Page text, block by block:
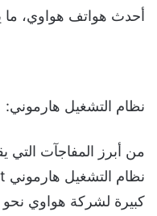
أحدث هواتف هواوي، ما
نظام التشغيل هارموني:
من أبرز المفاجآت التي
كبيرة لشركة هواوي نحو